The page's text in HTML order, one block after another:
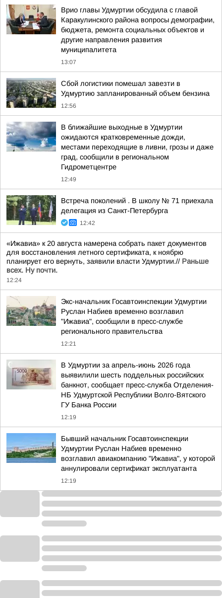
Врио главы Удмуртии обсудила с главой
Каракулинского района вопросы демографии,
бюджета, ремонта социальных объектов и
другие направления развития
муниципалитета
13:07
Сбой логистики помешал завезти в
Удмуртию запланированный объем бензина
12:56
В ближайшие выходные в Удмуртии
ожидаются кратковременные дожди,
местами переходящие в ливни, грозы и даже
град, сообщили в региональном
Гидрометцентре
12:49
Встреча поколений . В школу № 71 приехала
делегация из Санкт-Петербурга
12:42
«Ижавиа» к 20 августа намерена собрать пакет документов
для восстановления летного сертификата, к ноябрю
планирует его вернуть, заявили власти Удмуртии.// Раньше
всех. Ну почти.
12:24
Экс-начальник Госавтоинспекции Удмуртии
Руслан Набиев временно возглавил
"Ижавиа", сообщили в пресс-службе
регионального правительства
12:21
В Удмуртии за апрель-июнь 2026 года
выявилили шесть поддельных российских
банкнот, сообщает пресс-служба Отделения-
НБ Удмуртской Республики Волго-Вятского
ГУ Банка России
12:19
Бывший начальник Госавтоинспекции
Удмуртии Руслан Набиев временно
возглавил авиакомпанию "Ижавиа", у которой
аннулировали сертификат эксплуатанта
12:19